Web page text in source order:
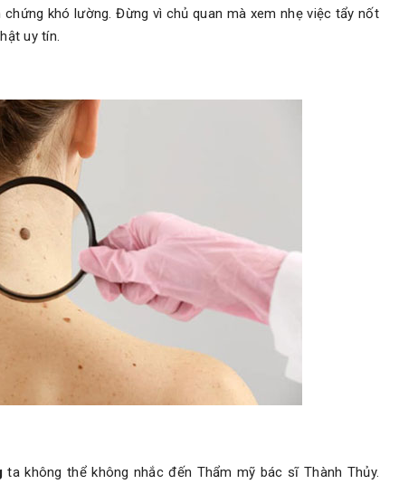
khó lường. Đừng vì chủ quan mà xem nhẹ việc tẩy nốt
uy tín.
ta không thể không nhắc đến Thẩm mỹ bác sĩ Thành Thủy.